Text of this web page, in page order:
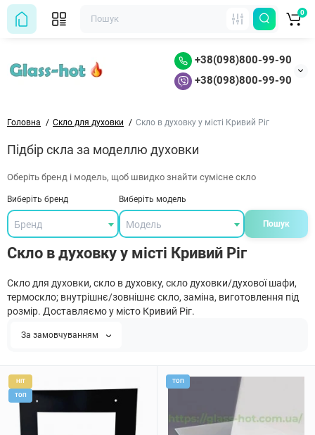
+38(098)800-99-90
+38(098)800-99-90
0
Головна Скло для духовки Скло в духовку у місті Кривий Ріг
Підбір скла за моделлю духовки
Оберіть бренд і модель, щоб швидко знайти сумісне скло
Виберіть бренд
Бренд
Виберіть модель
Модель Пошук
Скло в духовку у місті Кривий Ріг
Скло для духовки, скло в духовку, скло духовки/духової шафи,
термоскло; внутрішнє/зовнішнє скло, заміна, виготовлення під
розмір. Доставляємо у місто Кривий Ріг.
За замовчуванням
HIT
ТОП
ТОП